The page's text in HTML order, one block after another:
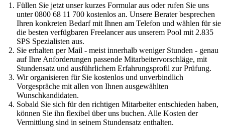
Füllen Sie jetzt unser kurzes Formular aus oder rufen Sie uns
unter 0800 68 11 700 kostenlos an. Unsere Berater besprechen
Ihren konkreten Bedarf mit Ihnen am Telefon und wählen für sie
die besten verfügbaren Freelancer aus unserem Pool mit 2.835
SPS Spezialisten aus.
Sie erhalten per Mail - meist innerhalb weniger Stunden - genau
auf Ihre Anforderungen passende Mitarbeitervorschläge, mit
Stundensatz und ausführlichem Erfahrungsprofil zur Prüfung.
Wir organisieren für Sie kostenlos und unverbindlich
Vorgespräche mit allen von Ihnen ausgewählten
Wunschkandidaten.
Sobald Sie sich für den richtigen Mitarbeiter entschieden haben,
können Sie ihn flexibel über uns buchen. Alle Kosten der
Vermittlung sind in seinem Stundensatz enthalten.